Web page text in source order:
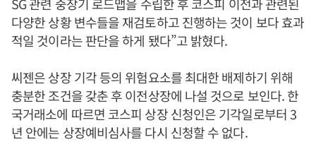
다양한 상황 변수들을 재검토하고 진행하는 것이 보다 효과
적일 것이라는 판단을 하게 됐다”고 밝혔다.
씨젠은 상장 기각 등의 위험요소를 최대한 배제하기 위해
충분한 조건을 갖춘 후 이전상장에 나설 것으로 보인다. 한
국거래소에 따르면 코스피 상장 신청인은 기각일로부터 3
년 안에는 상장예비심사를 다시 신청할 수 없다.